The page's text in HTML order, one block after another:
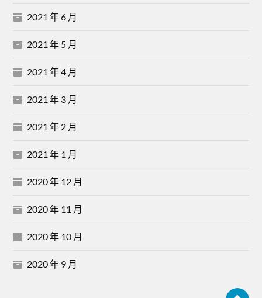
2021 年 6 月
2021 年 5 月
2021 年 4 月
2021 年 3 月
2021 年 2 月
2021 年 1 月
2020 年 12 月
2020 年 11 月
2020 年 10 月
2020 年 9 月